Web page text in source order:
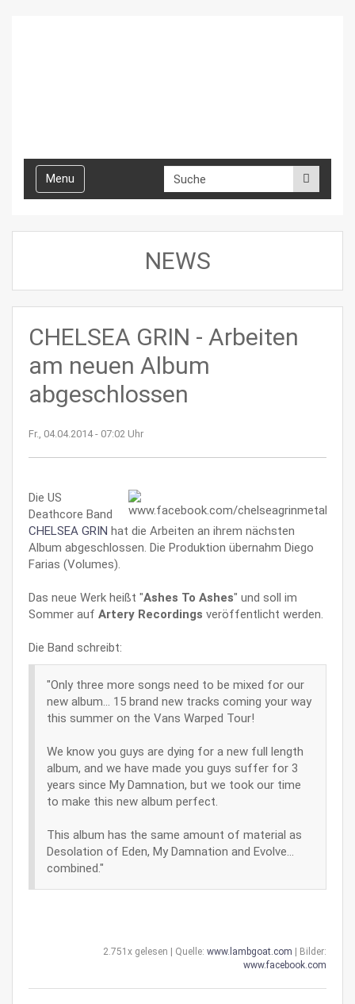
Toggle
navigation
Menu
NEWS
CHELSEA GRIN - Arbeiten
am neuen Album
abgeschlossen
Fr., 04.04.2014 - 07:02 Uhr
Die US
Deathcore Band
CHELSEA GRIN hat die Arbeiten an ihrem nächsten
Album abgeschlossen. Die Produktion übernahm Diego
Farias (Volumes).
Das neue Werk heißt "Ashes To Ashes" und soll im
Sommer auf Artery Recordings veröffentlicht werden.
Die Band schreibt:
"Only three more songs need to be mixed for our
new album... 15 brand new tracks coming your way
this summer on the Vans Warped Tour!
We know you guys are dying for a new full length
album, and we have made you guys suffer for 3
years since My Damnation, but we took our time
to make this new album perfect.
This album has the same amount of material as
Desolation of Eden, My Damnation and Evolve...
combined."
2.751x gelesen | Quelle: www.lambgoat.com | Bilder:
www.facebook.com